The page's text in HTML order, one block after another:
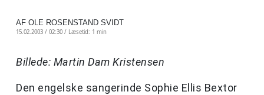
AF OLE ROSENSTAND SVIDT
15.02.2003 / 02:30 / Læsetid: 1 min
Billede: Martin Dam Kristensen
Den engelske sangerinde Sophie Ellis Bextor